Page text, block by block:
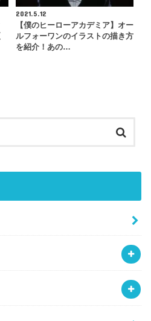
2021.5.12
【僕のヒーローアカデミア】オー
ルフォーワンのイラストの描き方
を紹介！あの…